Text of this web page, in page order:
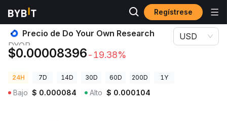
Regístrese
Precios de Criptomonedas Precio de Do Your Own Research DYOR
Precio de Do Your Own Research
DYOR
$0.00008396-19.38%
USD
24H 7D 14D 30D 60D 200D 1Y
Bajo $ 0.000084 Alto $ 0.000104